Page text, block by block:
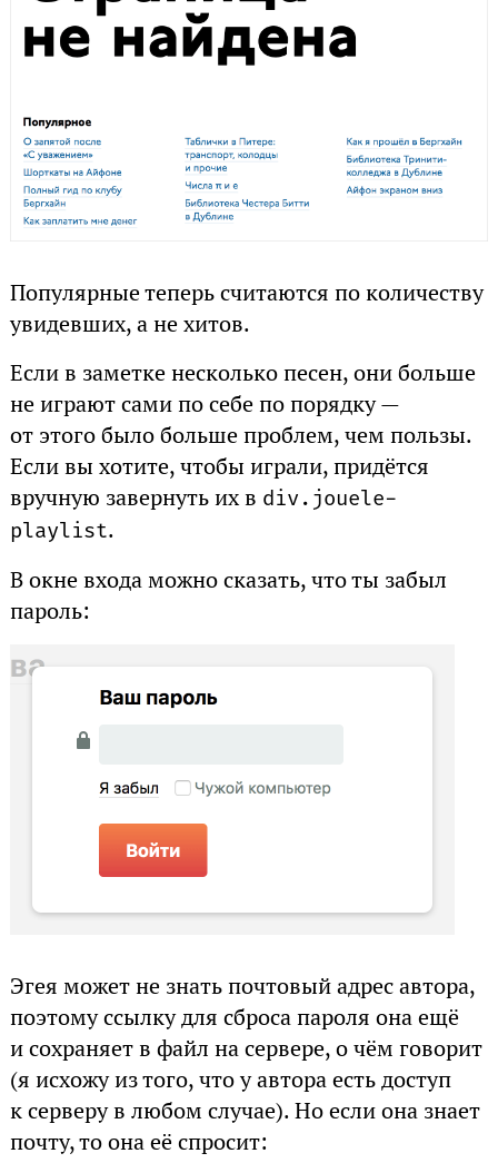
Популярные теперь считаются по количеству
увидевших, а не хитов.
Если в заметке несколько песен, они больше
не играют сами по себе по порядку —
от этого было больше проблем, чем пользы.
Если вы хотите, чтобы играли, придётся
вручную завернуть их в div.jouele-
playlist.
В окне входа можно сказать, что ты забыл
пароль:
Эгея может не знать почтовый адрес автора,
поэтому ссылку для сброса пароля она ещё
и сохраняет в файл на сервере, о чём говорит
(я исхожу из того, что у автора есть доступ
к серверу в любом случае). Но если она знает
почту, то она её спросит: